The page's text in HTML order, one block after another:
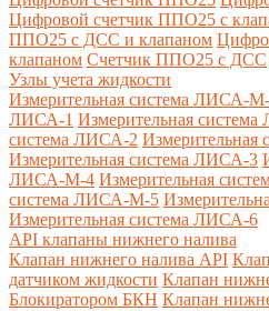
Цифровой счетчик ППО25 с
ППО25 с ДСС и клапаном
клапаном Счетчик ППО25 с ДСС
Узлы учета жидкости
Измерительная система ЛИСА-
ЛИСА-1 Измерительная
система ЛИСА-2
Измерительная система ЛИСА-3
ЛИСА-М-4 Измерительная
система ЛИСА-М-5
Измерительная система ЛИСА-6
API клапаны нижнего налива
Клапан нижнего налива API
датчиком жидкости Клапан
Блокиратором БКН Клапан